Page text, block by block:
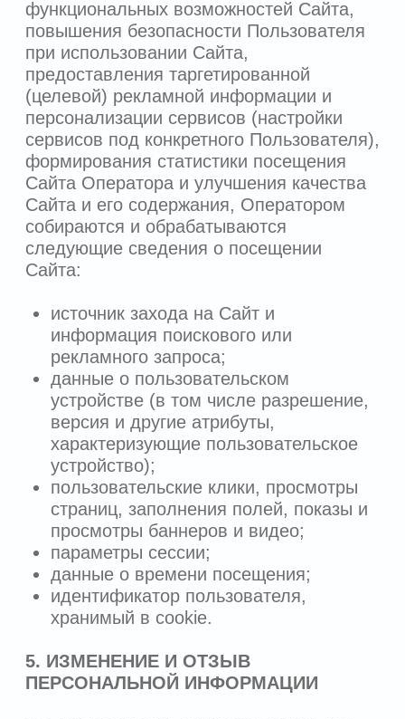
обработка ПДн необходима для
достижения целей, предусмотренных
законом Российской Федерации,
осуществления и выполнения,
возложенных законодательством
Российской Федерации на Оператора
функций, полномочий и обязанностей;
обработка ПДн необходима для
заключения договора по инициативе
субъекта ПДн;
обработка ПДн осуществляется в
статистических или иных
исследовательских целях при условии
обязательного обезличивания ПДн.
6.5.Передача ПДн третьим лицам может
осуществляться в следующих случаях:
или лицам, с которыми заключены
договоры, предполагающие передачу
и обработку ПДн, в целях обеспечения
бизнес-процессов Оператора;
передача ПДн в рамках федерального
законодательства;
передача ПДн в связи с
территориальным расположением
технических средств ИСПДн;
передача обезличенных ПДн в связи с
использованием сторонних сервисов
для осуществления статистических
исследований (Яндекс Метрики).
При передаче ПДн сторонним
компаниям или лицам должны быть
соблюдены следующие правила:
несанкционированный доступ к ПДн в
процессе передачи должен быть
исключен;
требовать от лиц, которым поручается
соблюдать принципы и правила
обработки ПДн, предусмотренные
федеральным законодательством;